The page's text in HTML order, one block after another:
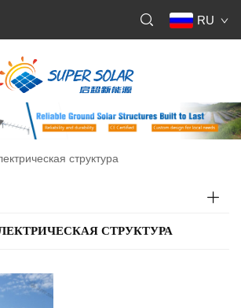
RU
структура
СТРУКТУРА